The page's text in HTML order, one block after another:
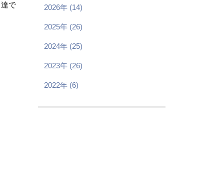
で 2026年 (14)
2025年 (26)
2024年 (25)
2023年 (26)
2022年 (6)